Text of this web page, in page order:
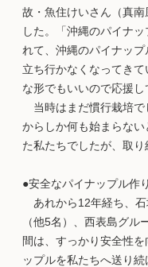
故・魚住けいさん（真
した。「沖縄のパイナ
れて、沖縄のパイナッ
立ち行かなくなってき
な形でもいいので応援し
当時はまだ慣行栽培で
からしか何も始まらな
た私たちでしたが、取り
●安全なパイナップル作り
あれから12年経ち、石
（他5名）、西表島グ
間は、すっかり安全性
ップルを私たちへ送り続